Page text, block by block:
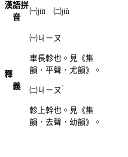
漢語拼
音
㈠jiū ㈡jiù
釋
義
㈠ㄐㄧㄡ
車長軫也。見《集
韻．平聲．尤韻》。
㈡ㄐㄧㄡ ˋ
軫上幹也。見《集
韻．去聲．幼韻》。